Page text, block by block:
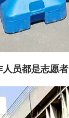
员都是志愿者